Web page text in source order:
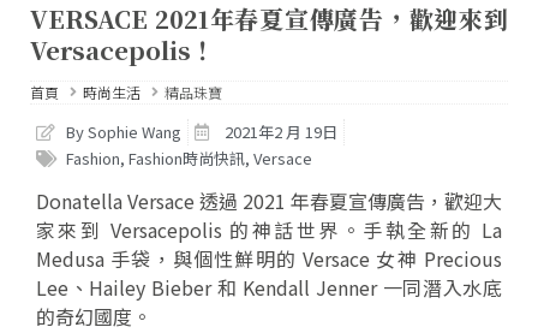
VERSACE 2021年春夏宣傳廣告，歡迎來到
Versacepolis！
首頁 時尚生活 精品珠寶
By Sophie Wang
2021年2 月 19日
Fashion, Fashion時尚快訊, Versace
Donatella Versace 透過 2021 年春夏宣傳廣告，歡迎大
家來到 Versacepolis 的神話世界。手執全新的 La
Medusa 手袋，與個性鮮明的 Versace 女神 Precious
Lee、Hailey Bieber 和 Kendall Jenner 一同潛入水底
的奇幻國度。